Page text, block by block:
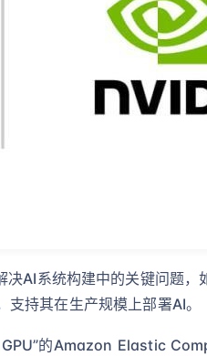
AI系统构建中的关键问题，
持其在生产规模上部署AI。
的Amazon Elastic